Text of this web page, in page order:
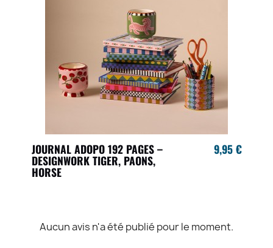
JOURNAL ADOPO 192 PAGES –
DESIGNWORK TIGER, PAONS,
HORSE
9,95 €
Aucun avis n'a été publié pour le moment.